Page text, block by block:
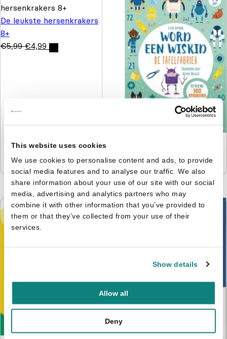
This website uses cookies
We use cookies to personalise content and ads, to provide
social media features and to analyse our traffic. We also
share information about your use of our site with our social
media, advertising and analytics partners who may
combine it with other information that you’ve provided to
them or that they’ve collected from your use of their
services.
Show details
Allow all
Deny
De leukste hersenkrakers
8+
€5,99 €4,99
een wiskid
€9,99 €6,99